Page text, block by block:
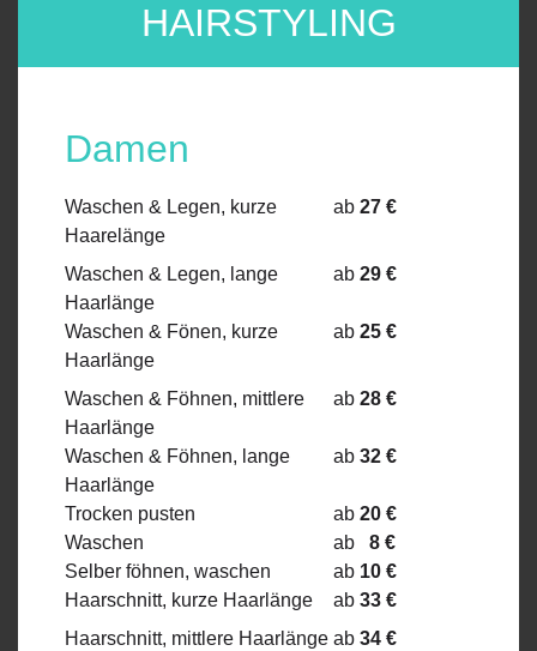
HAIRSTYLING
Damen
Waschen & Legen, kurze
Haarelänge
ab 27 €
Waschen & Legen, lange
Haarlänge
ab 29 €
Waschen & Fönen, kurze
Haarlänge
ab 25 €
Waschen & Föhnen, mittlere
Haarlänge
ab 28 €
Waschen & Föhnen, lange
Haarlänge
ab 32 €
Trocken pusten ab 20 €
Waschen
ab 8 €
Selber föhnen, waschen
ab 10 €
Haarschnitt, kurze Haarlänge
ab 33 €
Haarschnitt, mittlere Haarlänge ab 34 €